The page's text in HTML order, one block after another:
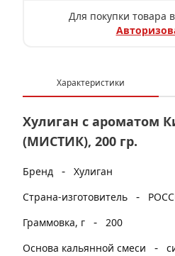
Для покупки товара
Характеристики
Хулиган с ароматом
(МИСТИК), 200 гр.
Бренд - Хулиган
Страна-изготовитель
-
Граммовка, г
- 200
Основа кальянной смеси
-